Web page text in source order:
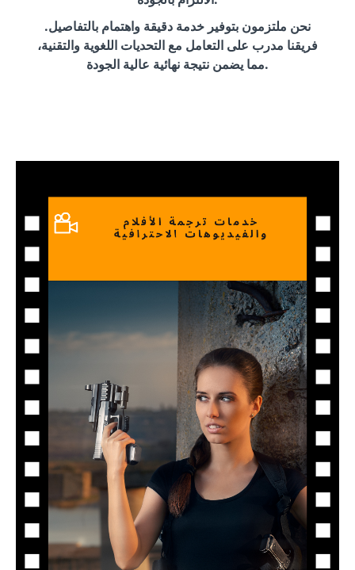
نحن ملتزمون بتوفير خدمة دقيقة واهتمام بالتفاصيل.
فريقنا مدرب على التعامل مع التحديات اللغوية والتقنية،
مما يضمن نتيجة نهائية عالية الجودة.